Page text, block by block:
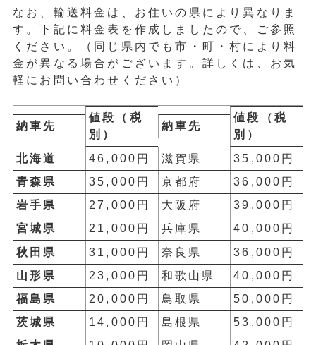
なお、輸送料金は、お住いの県により異なりま
す。下記に料金表を作成しましたので、ご参照
ください。（同じ県内でも市・町・村により料
金が異なる場合がございます。詳しくは、お気
軽にお問い合わせください）
納車先
値段（税
別）
納車先
値段（税
別）
北海道 46,000円 滋賀県
35,000円
青森県
35,000円 京都府
36,000円
岩手県
27,000円 大阪府
39,000円
宮城県
21,000円 兵庫県
40,000円
秋田県
31,000円 奈良県
36,000円
山形県
23,000円 和歌山県
40,000円
福島県
20,000円 鳥取県
50,000円
茨城県
14,000円 島根県
53,000円